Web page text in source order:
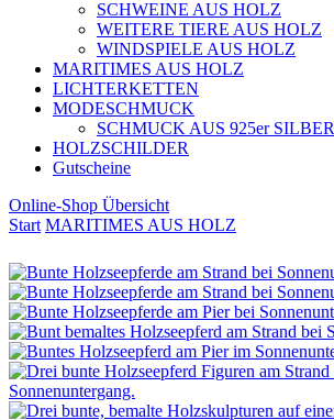
SCHWEINE AUS HOLZ
WEITERE TIERE AUS HOLZ
WINDSPIELE AUS HOLZ
MARITIMES AUS HOLZ
LICHTERKETTEN
MODESCHMUCK
SCHMUCK AUS 925er SILBER
HOLZSCHILDER
Gutscheine
Online-Shop Übersicht
Start MARITIMES AUS HOLZ